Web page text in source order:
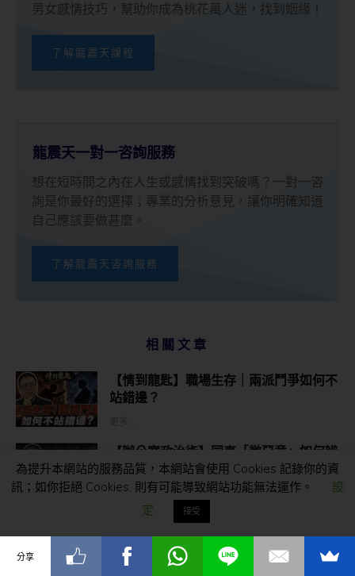
男女感情技巧，幫助你成為桃花萬人迷，找到姻緣！
了解龍震天課程
龍震天一對一咨詢服務
想在短時間之內在人生或感情找到突破嗎？一對一咨
詢是你最好的選擇；專業的分析意見，讓你明確知道
自己應該要做甚麼。
了解龍震天咨詢服務
相關文章
【情到龍匙】職場生存｜兩派鬥爭如何不
站錯邊？
【辦公室政治術】同事「微惡意」如何辨
別？未到職場霸凌，傷害早已造成
更多...
【Yahoo Style 玄來愛情】明明知道卻問
全世界該不該分手？潛意識其實一早就有
答案
為提升本網站的服務品質，本網站會使用 Cookies 記錄你的資
訊；如你拒絕 Cookies, 則有可能導致網站功能無法運作。
設
定
接受
分享